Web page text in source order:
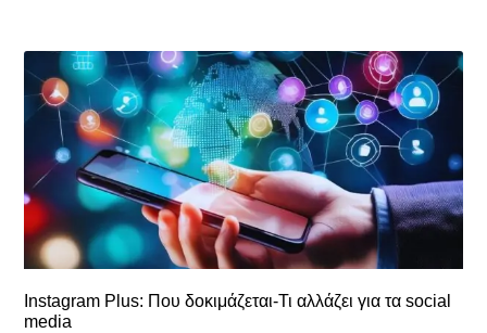
Instagram Plus: Που δοκιμάζεται-Τι αλλάζει για τα social
media